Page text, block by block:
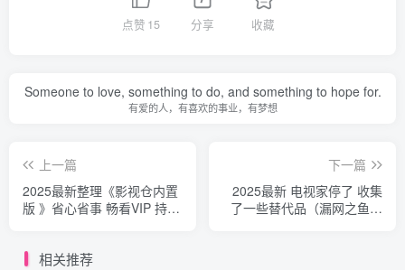
点赞 15 分享 收藏
Someone to love, something to do, and something to hope for.
有爱的人，有喜欢的事业，有梦想
上一篇
2025最新整理《影视仓内置
版 》省心省事 畅看VIP 持续
下一篇
2025最新 电视家停了 收集
了一些替代品（漏网之鱼）
相关推荐